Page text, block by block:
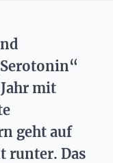
mit
geht auf
runter. Das